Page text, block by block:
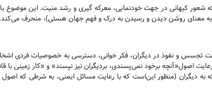
شعور کیهانی در جهت خودنمایی، معرکه گیری و رشد منیت. این موضوع
معنای روشن دیدن و رسیدن به درک و فهم جهان هستی)، منحرف می‌کند.
تجسس و نفوذ در دیگران، فکر خوانی، دسترسی به خصوصیات فردی
اصول«آنچه برخود نمی‌پسندی، بردیگران نیز نپسند» و «کار زمینی با
دیگران (منظور این‌است که با رعایت مسائل ایمنی، به شرطی که اصول